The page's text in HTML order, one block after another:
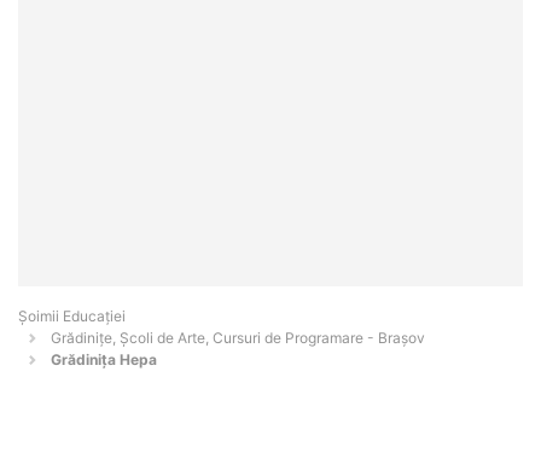
Șoimii Educației
Grădinițe, Școli de Arte, Cursuri de Programare - Braşov
Grădinița Hepa